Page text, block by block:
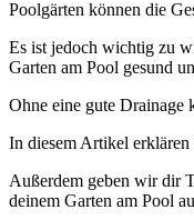
Poolgärten können die
Es ist jedoch wichtig zu
Garten am Pool gesund
Ohne eine gute Drainage
In diesem Artikel
Außerdem geben wir dir
deinem Garten am Pool